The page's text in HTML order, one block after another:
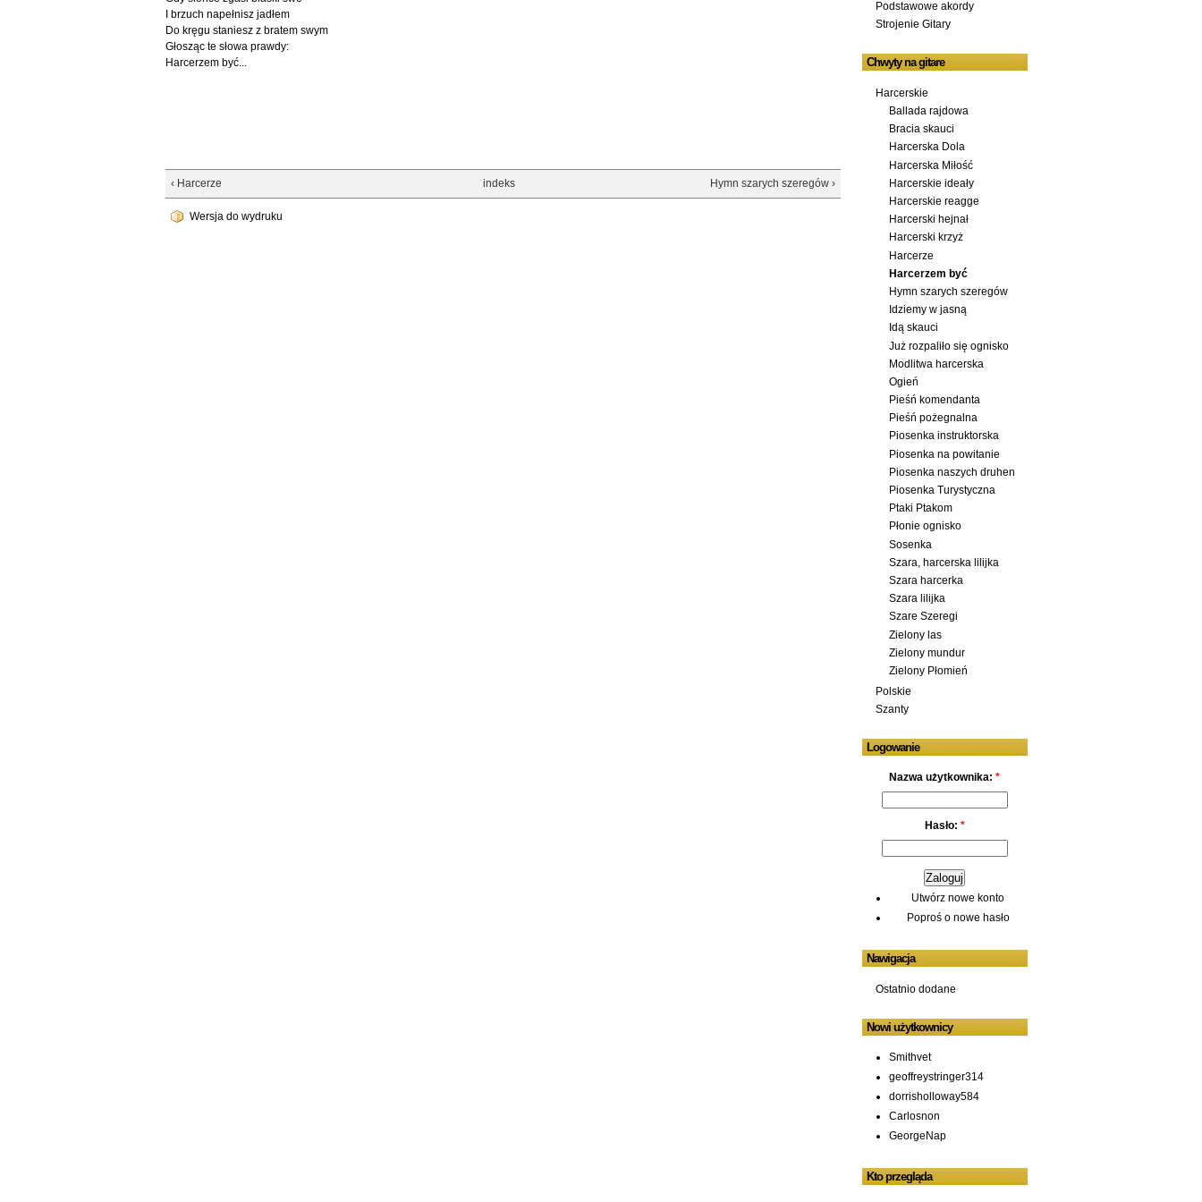
I brzuch napełnisz jadłem
Do kręgu staniesz z bratem swym
Głosząc te słowa prawdy:
Harcerzem być...
‹ Harcerze indeks Hymn szarych szeregów ›
Wersja do wydruku
Podstawowe akordy
Strojenie Gitary
Chwyty na gitare
Harcerskie
Ballada rajdowa
Bracia skauci
Harcerska Dola
Harcerska Miłość
Harcerskie ideały
Harcerskie reagge
Harcerski hejnał
Harcerski krzyż
Harcerze
Harcerzem być
Hymn szarych szeregów
Idziemy w jasną
Idą skauci
Już rozpaliło się ognisko
Modlitwa harcerska
Ogień
Pieśń komendanta
Pieśń pożegnalna
Piosenka instruktorska
Piosenka na powitanie
Piosenka naszych druhen
Piosenka Turystyczna
Ptaki Ptakom
Płonie ognisko
Sosenka
Szara, harcerska lilijka
Szara harcerka
Szara lilijka
Szare Szeregi
Zielony las
Zielony mundur
Zielony Płomień
Polskie
Szanty
Logowanie
Nazwa użytkownika: *
Hasło: *
Utwórz nowe konto
Poproś o nowe hasło
Nawigacja
Ostatnio dodane
Nowi użytkownicy
Smithvet
geoffreystringer314
dorrisholloway584
Carlosnon
GeorgeNap
Kto przegląda